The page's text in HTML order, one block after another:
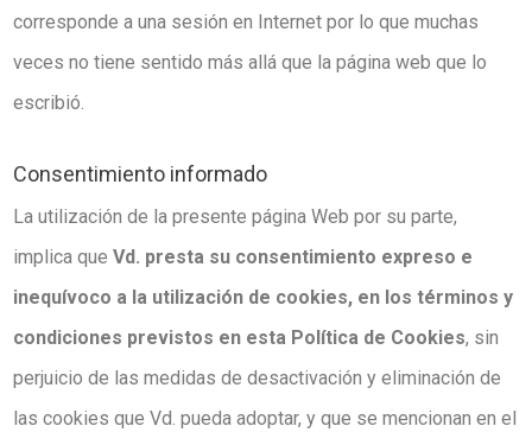
corresponde a una sesión en Internet por lo que muchas
veces no tiene sentido más allá que la página web que lo
escribió.
Consentimiento informado
La utilización de la presente página Web por su parte,
implica queVd. presta su consentimiento expreso e
inequívoco a la utilización de cookies, en los términos y
condiciones previstos en esta Política de Cookies, sin
perjuicio de las medidas de desactivación y eliminación de
las cookies que Vd. pueda adoptar, y que se mencionan en el